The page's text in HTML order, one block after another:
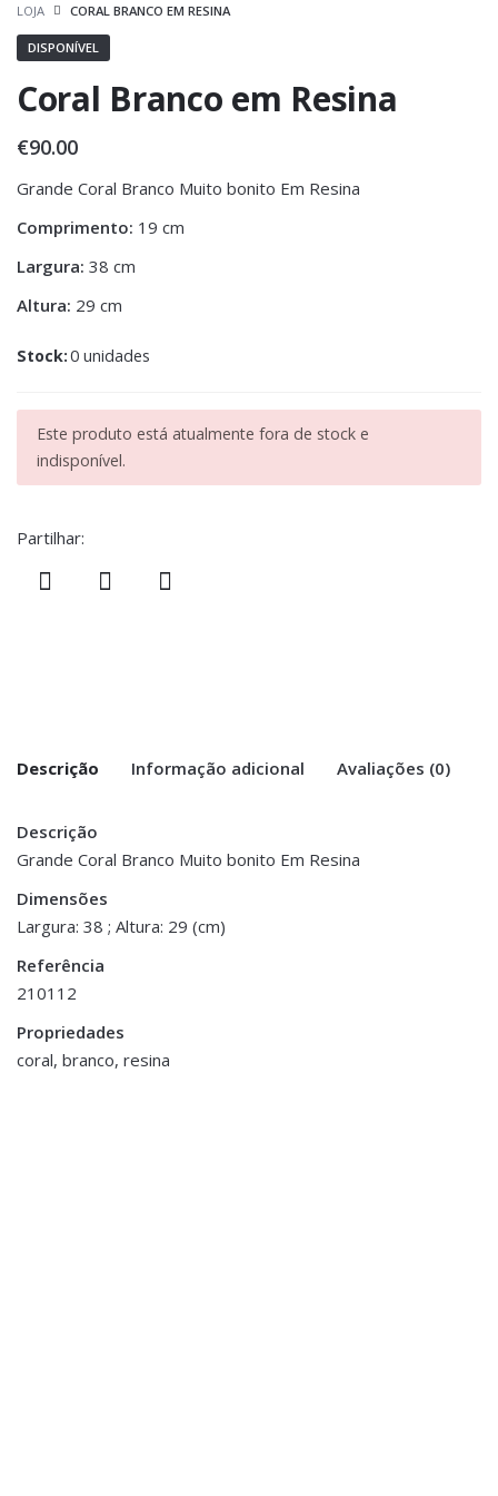
LOJA CORAL BRANCO EM RESINA
DISPONÍVEL
Coral Branco em Resina
€90.00
Grande Coral Branco Muito bonito Em Resina
Comprimento: 19 cm
Largura: 38 cm
Altura: 29 cm
Stock:0 unidades
Este produto está atualmente fora de stock e
indisponível.
Partilhar:
Descrição Informação adicional Avaliações (0)
Descrição
Grande Coral Branco Muito bonito Em Resina
Dimensões
Largura: 38 ; Altura: 29 (cm)
Referência
210112
Propriedades
coral, branco, resina
Peso
Dimensões
There are no reviews yet.
Be the first to review “Coral Branco em
Resina”
You must be <a href="https://www.homeart.pt/minha-
conta/">logged in</a> to post a review.